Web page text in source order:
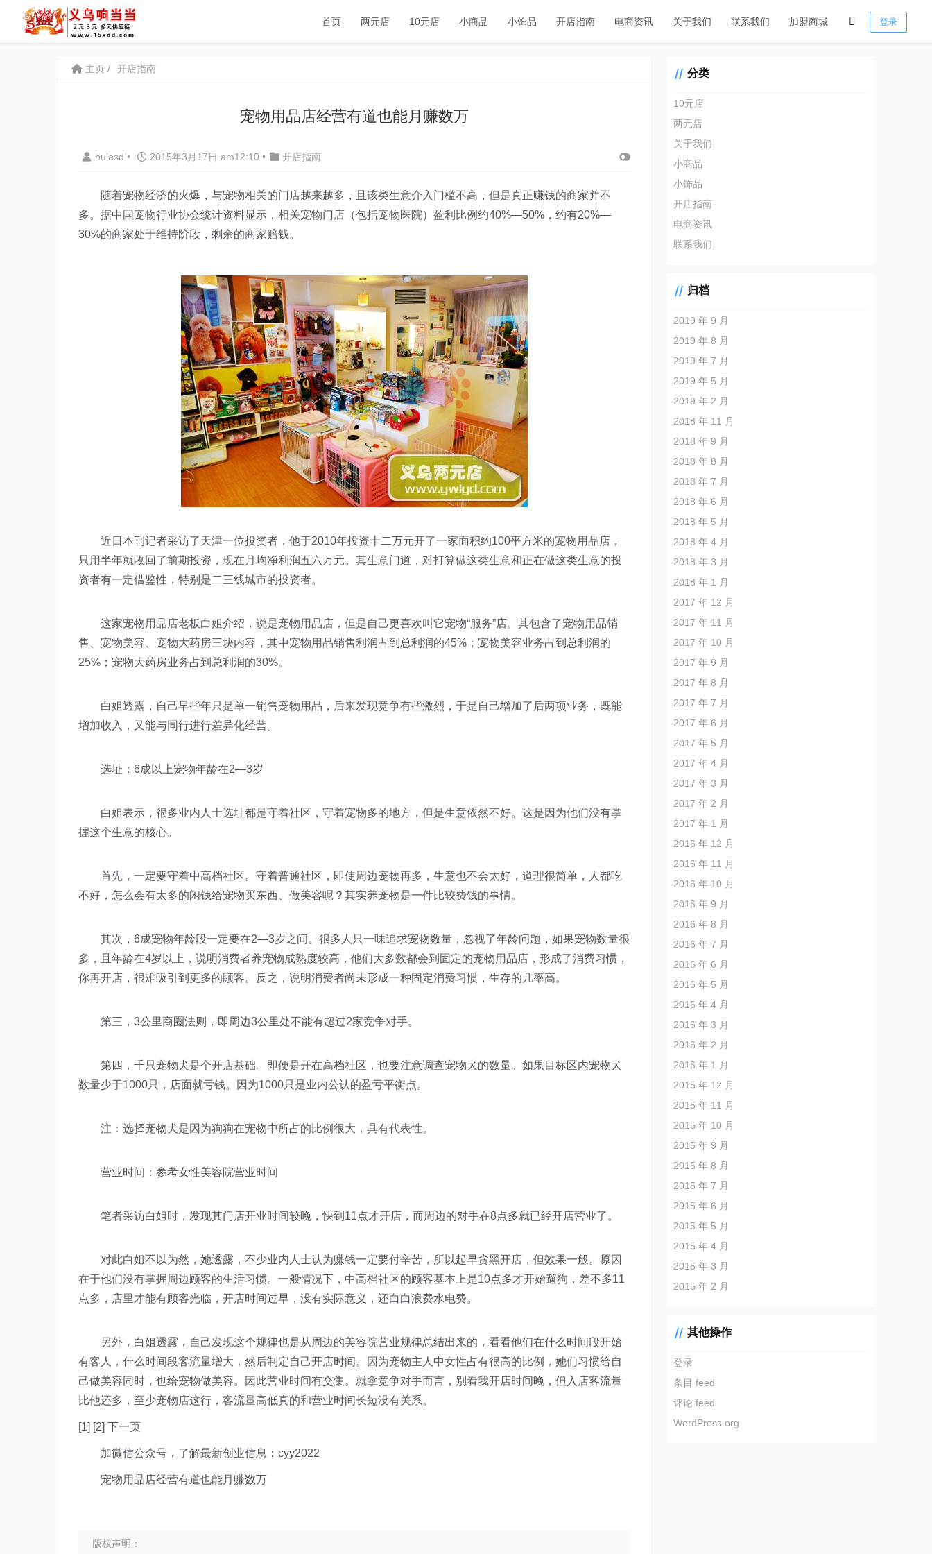
首页 两元店 10元店 小商品 小饰品 开店指南 电商资讯 关于我们 联系我们 加盟商城 登录
主页 开店指南
宠物用品店经营有道也能月赚数万
huiasd • 2015年3月17日 am12:10 • 开店指南
随着宠物经济的火爆，与宠物相关的门店越来越多，且该类生意介入门槛不高，但是真正赚钱的商家并不
多。据中国宠物行业协会统计资料显示，相关宠物门店（包括宠物医院）盈利比例约40%—50%，约有20%—
30%的商家处于维持阶段，剩余的商家赔钱。
近日本刊记者采访了天津一位投资者，他于2010年投资十二万元开了一家面积约100平方米的宠物用品店，
只用半年就收回了前期投资，现在月均净利润五六万元。其生意门道，对打算做这类生意和正在做这类生意的投
资者有一定借鉴性，特别是二三线城市的投资者。
这家宠物用品店老板白姐介绍，说是宠物用品店，但是自己更喜欢叫它宠物“服务”店。其包含了宠物用品销
售、宠物美容、宠物大药房三块内容，其中宠物用品销售利润占到总利润的45%；宠物美容业务占到总利润的
25%；宠物大药房业务占到总利润的30%。
白姐透露，自己早些年只是单一销售宠物用品，后来发现竞争有些激烈，于是自己增加了后两项业务，既能
增加收入，又能与同行进行差异化经营。
选址：6成以上宠物年龄在2—3岁
白姐表示，很多业内人士选址都是守着社区，守着宠物多的地方，但是生意依然不好。这是因为他们没有掌
握这个生意的核心。
首先，一定要守着中高档社区。守着普通社区，即使周边宠物再多，生意也不会太好，道理很简单，人都吃
不好，怎么会有太多的闲钱给宠物买东西、做美容呢？其实养宠物是一件比较费钱的事情。
其次，6成宠物年龄段一定要在2—3岁之间。很多人只一味追求宠物数量，忽视了年龄问题，如果宠物数量很
多，且年龄在4岁以上，说明消费者养宠物成熟度较高，他们大多数都会到固定的宠物用品店，形成了消费习惯，
你再开店，很难吸引到更多的顾客。反之，说明消费者尚未形成一种固定消费习惯，生存的几率高。
第三，3公里商圈法则，即周边3公里处不能有超过2家竞争对手。
第四，千只宠物犬是个开店基础。即便是开在高档社区，也要注意调查宠物犬的数量。如果目标区内宠物犬
数量少于1000只，店面就亏钱。因为1000只是业内公认的盈亏平衡点。
注：选择宠物犬是因为狗狗在宠物中所占的比例很大，具有代表性。
营业时间：参考女性美容院营业时间
笔者采访白姐时，发现其门店开业时间较晚，快到11点才开店，而周边的对手在8点多就已经开店营业了。
对此白姐不以为然，她透露，不少业内人士认为赚钱一定要付辛苦，所以起早贪黑开店，但效果一般。原因
在于他们没有掌握周边顾客的生活习惯。一般情况下，中高档社区的顾客基本上是10点多才开始遛狗，差不多11
点多，店里才能有顾客光临，开店时间过早，没有实际意义，还白白浪费水电费。
另外，白姐透露，自己发现这个规律也是从周边的美容院营业规律总结出来的，看看他们在什么时间段开始
有客人，什么时间段客流量增大，然后制定自己开店时间。因为宠物主人中女性占有很高的比例，她们习惯给自
己做美容同时，也给宠物做美容。因此营业时间有交集。就拿竞争对手而言，别看我开店时间晚，但入店客流量
比他还多，至少宠物店这行，客流量高低真的和营业时间长短没有关系。
[1] [2] 下一页
加微信公众号，了解最新创业信息：cyy2022
宠物用品店经营有道也能月赚数万
版权声明：
分类
10元店
两元店
关于我们
小商品
小饰品
开店指南
电商资讯
联系我们
归档
2019 年 9 月
2019 年 8 月
2019 年 7 月
2019 年 5 月
2019 年 2 月
2018 年 11 月
2018 年 9 月
2018 年 8 月
2018 年 7 月
2018 年 6 月
2018 年 5 月
2018 年 4 月
2018 年 3 月
2018 年 1 月
2017 年 12 月
2017 年 11 月
2017 年 10 月
2017 年 9 月
2017 年 8 月
2017 年 7 月
2017 年 6 月
2017 年 5 月
2017 年 4 月
2017 年 3 月
2017 年 2 月
2017 年 1 月
2016 年 12 月
2016 年 11 月
2016 年 10 月
2016 年 9 月
2016 年 8 月
2016 年 7 月
2016 年 6 月
2016 年 5 月
2016 年 4 月
2016 年 3 月
2016 年 2 月
2016 年 1 月
2015 年 12 月
2015 年 11 月
2015 年 10 月
2015 年 9 月
2015 年 8 月
2015 年 7 月
2015 年 6 月
2015 年 5 月
2015 年 4 月
2015 年 3 月
2015 年 2 月
其他操作
登录
条目 feed
评论 feed
WordPress.org